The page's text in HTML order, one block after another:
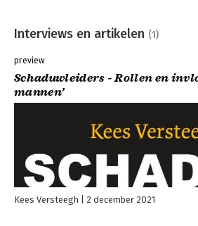
Interviews en artikelen (1)
preview
Schaduwleiders - Rollen en
mannen’
Kees Versteegh 2 december 2021